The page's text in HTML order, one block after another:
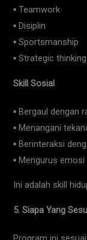
▪ Teamwork
▪ Disiplin
▪ Sportsmanship
▪ Strategic thinking
Skill Sosial
▪ Bergaul dengan
▪ Menangani
▪ Berinteraksi
▪ Mengurus emosi
Ini adalah skill
5. Siapa Yang